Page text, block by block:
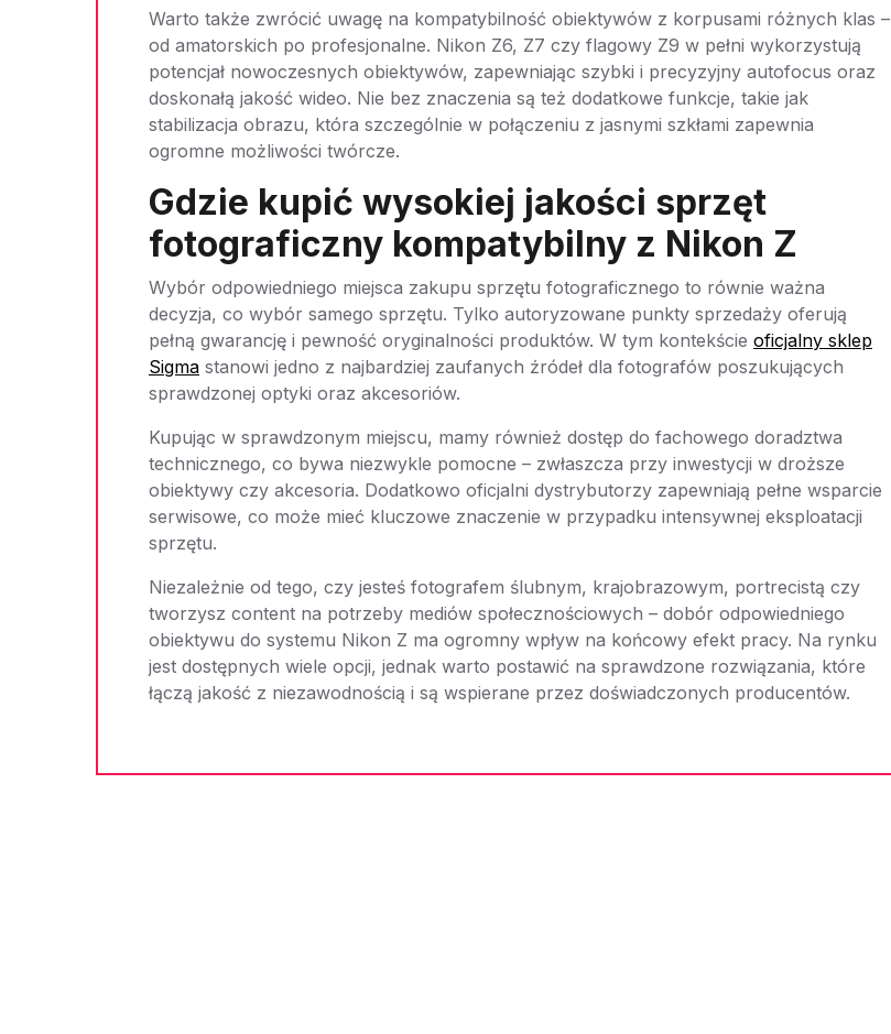
Warto także zwrócić uwagę na kompatybilność obiektywów z korpusami różnych klas –
od amatorskich po profesjonalne. Nikon Z6, Z7 czy flagowy Z9 w pełni wykorzystują
potencjał nowoczesnych obiektywów, zapewniając szybki i precyzyjny autofocus oraz
doskonałą jakość wideo. Nie bez znaczenia są też dodatkowe funkcje, takie jak
stabilizacja obrazu, która szczególnie w połączeniu z jasnymi szkłami zapewnia
ogromne możliwości twórcze.
Gdzie kupić wysokiej jakości sprzęt
fotograficzny kompatybilny z Nikon Z
Wybór odpowiedniego miejsca zakupu sprzętu fotograficznego to równie ważna
decyzja, co wybór samego sprzętu. Tylko autoryzowane punkty sprzedaży oferują
pełną gwarancję i pewność oryginalności produktów. W tym kontekście oficjalny sklep
Sigma stanowi jedno z najbardziej zaufanych źródeł dla fotografów poszukujących
sprawdzonej optyki oraz akcesoriów.
Kupując w sprawdzonym miejscu, mamy również dostęp do fachowego doradztwa
technicznego, co bywa niezwykle pomocne – zwłaszcza przy inwestycji w droższe
obiektywy czy akcesoria. Dodatkowo oficjalni dystrybutorzy zapewniają pełne wsparcie
serwisowe, co może mieć kluczowe znaczenie w przypadku intensywnej eksploatacji
sprzętu.
Niezależnie od tego, czy jesteś fotografem ślubnym, krajobrazowym, portrecistą czy
tworzysz content na potrzeby mediów społecznościowych – dobór odpowiedniego
obiektywu do systemu Nikon Z ma ogromny wpływ na końcowy efekt pracy. Na rynku
jest dostępnych wiele opcji, jednak warto postawić na sprawdzone rozwiązania, które
łączą jakość z niezawodnością i są wspierane przez doświadczonych producentów.